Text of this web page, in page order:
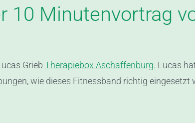
10 Minutenvortrag
Grieb Therapiebox Aschaffenburg. Lucas
wie dieses Fitnessband richtig